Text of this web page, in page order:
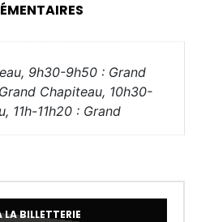
9h30-9h50 : Grand
Chapiteau, 10h30-
11h-11h20 : Grand
LA BILLETTERIE